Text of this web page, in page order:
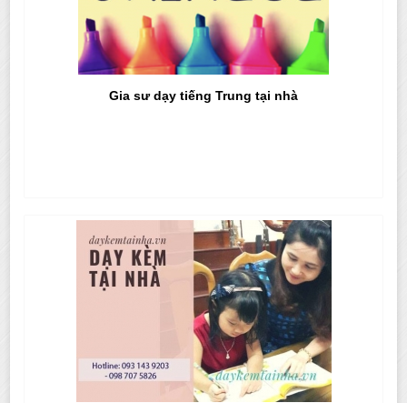
Gia sư dạy tiếng Trung tại nhà